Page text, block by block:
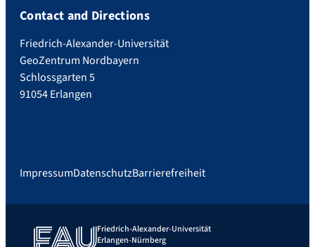
Contact and Directions
Friedrich-Alexander-Universität
GeoZentrum Nordbayern
Schlossgarten 5
91054 Erlangen
ImpressumDatenschutzBarrierefreiheit
Friedrich-Alexander-Universität
Erlangen-Nürnberg